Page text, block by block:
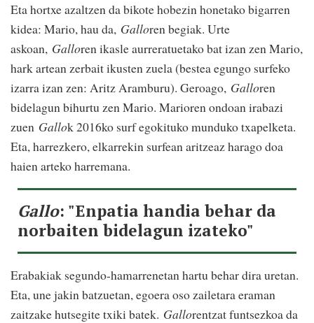
Eta hortxe azaltzen da bikote hobezin honetako bigarren
kidea: Mario, hau da, Galloren begiak. Urte
askoan, Galloren ikasle aurreratuetako bat izan zen Mario,
hark artean zerbait ikusten zuela (bestea egungo surfeko
izarra izan zen: Aritz Aramburu). Geroago, Galloren
bidelagun bihurtu zen Mario. Marioren ondoan irabazi
zuen Gallok 2016ko surf egokituko munduko txapelketa.
Eta, harrezkero, elkarrekin surfean aritzeaz harago doa
haien arteko harremana.
Gallo: "Enpatia handia behar da
norbaiten bidelagun izateko"
Erabakiak segundo-hamarrenetan hartu behar dira uretan.
Eta, une jakin batzuetan, egoera oso zailetara eraman
zaitzake hutsegite txiki batek. Gallorentzat funtsezkoa da